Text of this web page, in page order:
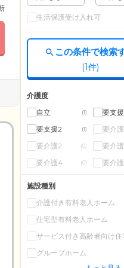
生活保護受け入れ可
この条件で検索
(1件)
介護度
自立
(1) 要支援
要支援2 (1) 要介護
要介護2 (0) 要介
要介護4 (0) 要介
施設種別
介護付き有料老人ホーム
住宅型有料老人ホーム
サービス付き高齢者向け住
グループホーム